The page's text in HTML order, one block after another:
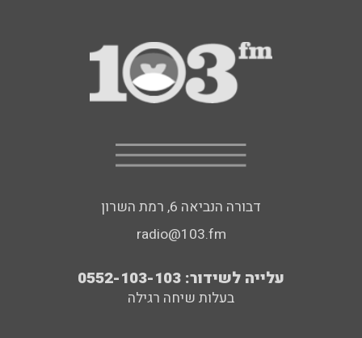
דבורה הנביאה 6, רמת השרון
radio@103.fm
עלייה לשידור: 0552-103-103
בעלות שיחה רגילה